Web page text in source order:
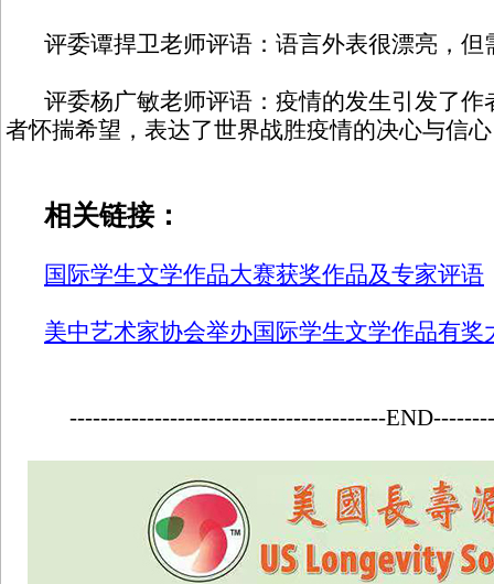
评委谭捍卫老师评语：语言外表很漂亮，但
评委杨广敏老师评语：疫情的发生引发了作
者怀揣希望，表达了世界战胜疫情的决心与信
相关链接：
国际学生文学作品大赛获奖作品及专家评语
美中艺术家协会举办国际学生文学作品有奖
-----------------------------------------